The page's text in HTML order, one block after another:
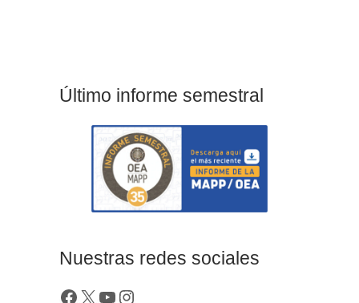
Último informe semestral
Nuestras redes sociales